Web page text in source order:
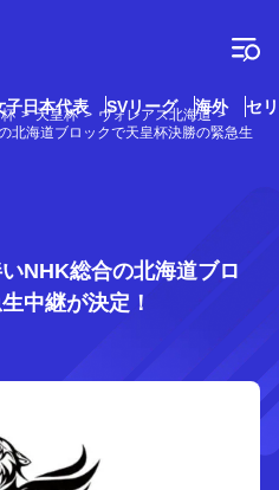
子日本代表 SVリーグ 海外 セ
天皇杯
ヴォレアス北海道
北海道ブロックで天皇杯決勝の緊急生
NHK総合の北海道ブロ
中継が決定！